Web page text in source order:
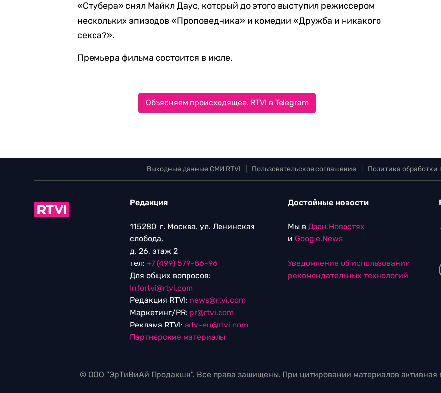
«Стубера» снял Майкл Даус, который до этого выступил режиссером
нескольких эпизодов «Проповедника» и комедии «Дружба и никакого
секса?».
Премьера фильма состоится в июле.
Объясняем происходящее. RTVI в Telegram
Выходные данные СМИ RTVI Пользовательское соглашение Политика
Редакция
115280, г. Москва, ул. Ленинская
слобода,
д. 26, этаж 2
тел: +7 (499) 579-86-96
Для общих вопросов:
Infortvi@rtvi.com
Редакция RTVI: news@rtvi.com
Маркетинг/PR: pr@rtvi.com
Реклама RTVI: adv-eu@rtvi.com
Партнерские материалы
Достойные новости
Мы в Дзен.Новостях
и Google.News
Уведомление об использовании
рекомендательных технологий
© ООО "ЭрТиВиАй Продакшн". Все права защищены. При цитировании материалов активная